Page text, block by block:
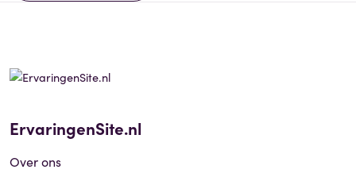
ErvaringenSite.nl
Over ons